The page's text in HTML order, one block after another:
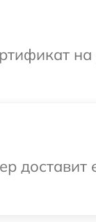
на
доставит